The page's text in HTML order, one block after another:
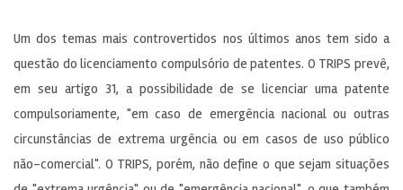
Um dos temas mais controvertidos nos últimos anos tem sido a
questão do licenciamento compulsório de patentes. O TRIPS prevê,
em seu artigo 31, a possibilidade de se licenciar uma patente
compulsoriamente, "em caso de emergência nacional ou outras
circunstâncias de extrema urgência ou em casos de uso público
não-comercial". O TRIPS, porém, não define o que sejam situações